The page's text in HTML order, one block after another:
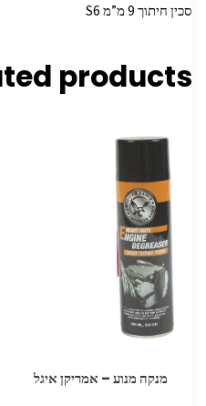
סכין חיתוך 9 מ”מ S6
products
מנקה מנוע – אמריקן איגל